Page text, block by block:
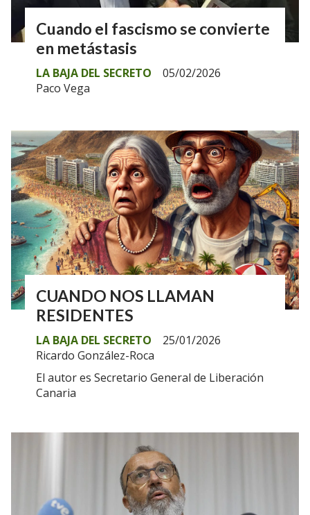
Cuando el fascismo se convierte
en metástasis
Paco Vega
LA BAJA DEL SECRETO 05/02/2026
CUANDO NOS LLAMAN
RESIDENTES
Ricardo González-Roca
LA BAJA DEL SECRETO 25/01/2026
El autor es Secretario General de Liberación
Canaria